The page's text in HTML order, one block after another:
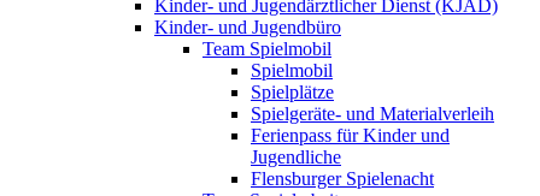
Kinder- und Jugendärztlicher Dienst (KJÄD)
Kinder- und Jugendbüro
Team Spielmobil
Spielmobil
Spielplätze
Spielgeräte- und Materialverleih
Ferienpass für Kinder und
Jugendliche
Flensburger Spielenacht